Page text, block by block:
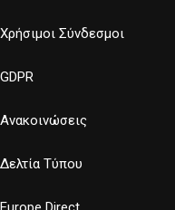
Χρήσιμοι Σύνδεσμοι
GDPR
Ανακοινώσεις
Δελτία Τύπου